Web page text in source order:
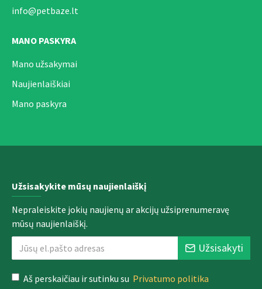
info@petbaze.lt
MANO PASKYRA
Mano užsakymai
Naujienlaiškiai
Mano paskyra
Užsisakykite mūsų naujienlaiškį
Nepraleiskite jokių naujienų ar akcijų užsiprenumeravę
mūsų naujienlaiškį.
Užsisakyti
Aš perskaičiau ir sutinku su Privatumo politika